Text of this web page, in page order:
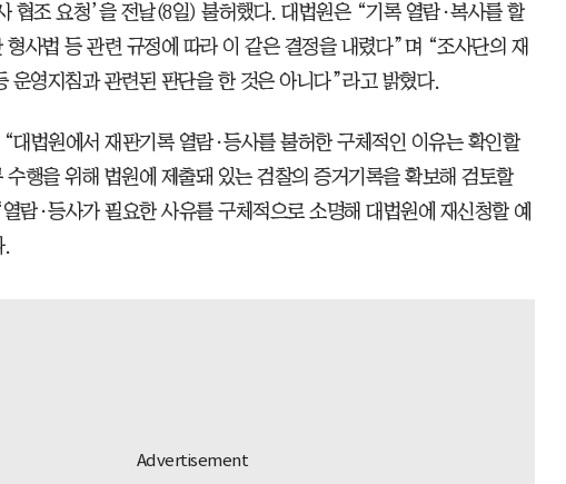
협조 요청’을 전날(8일) 불허했다. 대법원은 “기록 열람·복사를 할
형사법 등 관련 규정에 따라 이 같은 결정을 내렸다”며 “조사단의 재
운영지침과 관련된 판단을 한 것은 아니다”라고 밝혔다.
대법원에서 재판기록 열람·등사를 불허한 구체적인 이유는 확인할
수행을 위해 법원에 제출돼 있는 검찰의 증거기록을 확보해 검토할
람·등사가 필요한 사유를 구체적으로 소명해 대법원에 재신청할 예